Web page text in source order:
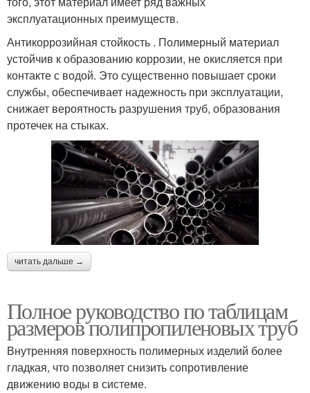
эксплуатационных преимуществ.
Антикоррозийная стойкость . Полимерный материал
устойчив к образованию коррозии, не окисляется при
контакте с водой. Это существенно повышает сроки
службы, обеспечивает надежность при эксплуатации,
снижает вероятность разрушения труб, образования
протечек на стыках.
читать дальше →
Полное руководство по таблицам
размеров полипропиленовых труб
Внутренняя поверхность полимерных изделий более
гладкая, что позволяет снизить сопротивление
движению воды в системе.